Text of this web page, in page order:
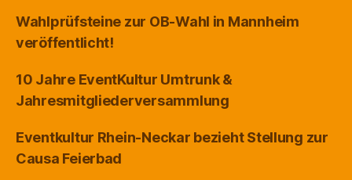
Wahlprüfsteine zur OB-Wahl in Mannheim
veröffentlicht!
10 Jahre EventKultur Umtrunk &
Jahresmitgliederversammlung
Eventkultur Rhein-Neckar bezieht Stellung zur
Causa Feierbad